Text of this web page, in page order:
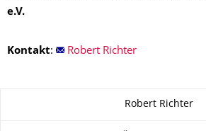
e.V.
Kontakt: Robert Richter
Robert Richter